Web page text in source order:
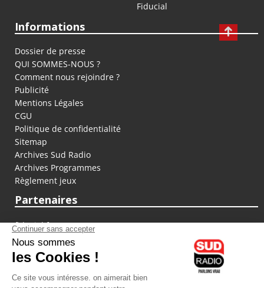
Fiducial
Informations
Dossier de presse
QUI SOMMES-NOUS ?
Comment nous rejoindre ?
Publicité
Mentions Légales
CGU
Politique de confidentialité
Sitemap
Archives Sud Radio
Archives Programmes
Règlement jeux
Partenaires
fiducial.fr
lyoncapitale.fr
olympique-et-lyonnais.com
L'application Iphone / Android